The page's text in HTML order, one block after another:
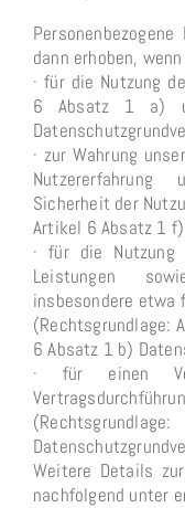
dann erhoben,
· für die Nutzung
6 Absatz 1 a)
· zur Wahrung
Sicherheit der
Artikel 6 Absatz 1
· für die Nutzung
Leistungen
insbesondere etwa
(Rechtsgrundlage:
6 Absatz 1 b)
· für einen
Weitere Details
nachfolgend unter